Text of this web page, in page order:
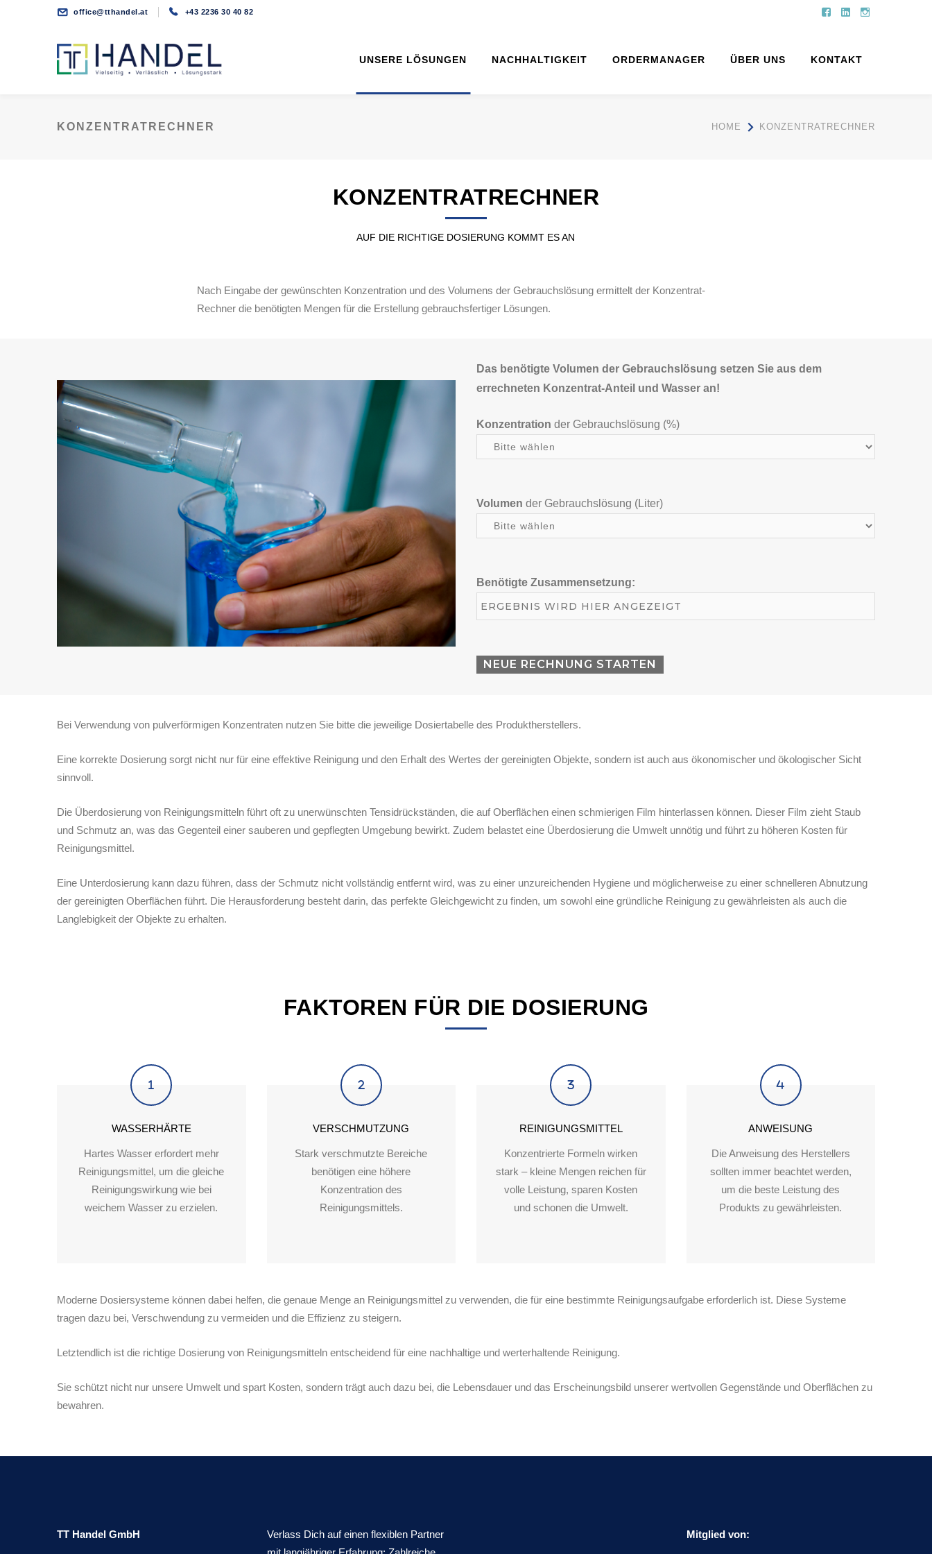
office@tthandel.at +43 2236 30 40 82
Facebook
LinkedInInstagram
UNSERE LÖSUNGEN NACHHALTIGKEIT ORDERMANAGER ÜBER UNS KONTAKT
KONZENTRATRECHNER HOME KONZENTRATRECHNER
KONZENTRATRECHNER
AUF DIE RICHTIGE DOSIERUNG KOMMT ES AN
Nach Eingabe der gewünschten Konzentration und des Volumens der Gebrauchslösung ermittelt der Konzentrat-
Rechner die benötigten Mengen für die Erstellung gebrauchsfertiger Lösungen.
Das benötigte Volumen der Gebrauchslösung setzen Sie aus dem
errechneten Konzentrat-Anteil und Wasser an!
Konzentration der Gebrauchslösung (%)
Volumen der Gebrauchslösung (Liter)
Benötigte Zusammensetzung:
NEUE RECHNUNG STARTEN
Bei Verwendung von pulverförmigen Konzentraten nutzen Sie bitte die jeweilige Dosiertabelle des Produktherstellers.
Eine korrekte Dosierung sorgt nicht nur für eine effektive Reinigung und den Erhalt des Wertes der gereinigten Objekte, sondern ist auch aus ökonomischer und ökologischer Sicht
sinnvoll.
Die Überdosierung von Reinigungsmitteln führt oft zu unerwünschten Tensidrückständen, die auf Oberflächen einen schmierigen Film hinterlassen können. Dieser Film zieht Staub
und Schmutz an, was das Gegenteil einer sauberen und gepflegten Umgebung bewirkt. Zudem belastet eine Überdosierung die Umwelt unnötig und führt zu höheren Kosten für
Reinigungsmittel.
Eine Unterdosierung kann dazu führen, dass der Schmutz nicht vollständig entfernt wird, was zu einer unzureichenden Hygiene und möglicherweise zu einer schnelleren Abnutzung
der gereinigten Oberflächen führt. Die Herausforderung besteht darin, das perfekte Gleichgewicht zu finden, um sowohl eine gründliche Reinigung zu gewährleisten als auch die
Langlebigkeit der Objekte zu erhalten.
FAKTOREN FÜR DIE DOSIERUNG
WASSERHÄRTE
Hartes Wasser erfordert mehr
Reinigungsmittel, um die gleiche
Reinigungswirkung wie bei
weichem Wasser zu erzielen.
VERSCHMUTZUNG
Stark verschmutzte Bereiche
benötigen eine höhere
Konzentration des
Reinigungsmittels.
REINIGUNGSMITTEL
Konzentrierte Formeln wirken
stark – kleine Mengen reichen für
volle Leistung, sparen Kosten
und schonen die Umwelt.
ANWEISUNG
Die Anweisung des Herstellers
sollten immer beachtet werden,
um die beste Leistung des
Produkts zu gewährleisten.
Moderne Dosiersysteme können dabei helfen, die genaue Menge an Reinigungsmittel zu verwenden, die für eine bestimmte Reinigungsaufgabe erforderlich ist. Diese Systeme
tragen dazu bei, Verschwendung zu vermeiden und die Effizienz zu steigern.
Letztendlich ist die richtige Dosierung von Reinigungsmitteln entscheidend für eine nachhaltige und werterhaltende Reinigung.
Sie schützt nicht nur unsere Umwelt und spart Kosten, sondern trägt auch dazu bei, die Lebensdauer und das Erscheinungsbild unserer wertvollen Gegenstände und Oberflächen zu
bewahren.
TT Handel GmbH
Verlass Dich auf einen flexiblen Partner
Mitglied von: